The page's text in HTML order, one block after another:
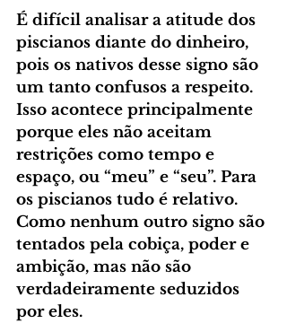
É difícil analisar a atitude dos
piscianos diante do dinheiro,
pois os nativos desse signo são
um tanto confusos a respeito.
Isso acontece principalmente
porque eles não aceitam
restrições como tempo e
espaço, ou “meu” e “seu”. Para
os piscianos tudo é relativo.
Como nenhum outro signo são
tentados pela cobiça, poder e
ambição, mas não são
verdadeiramente seduzidos
por eles.